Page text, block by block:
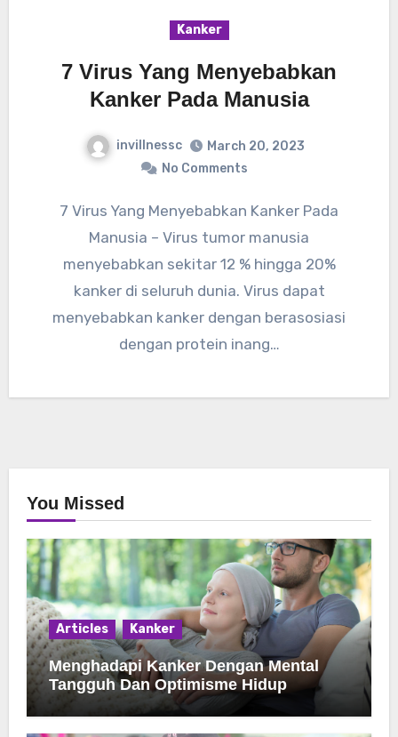
Kanker
7 Virus Yang Menyebabkan
Kanker Pada Manusia
invillnessc
March 20, 2023
No Comments
7 Virus Yang Menyebabkan Kanker Pada
Manusia – Virus tumor manusia
menyebabkan sekitar 12 % hingga 20%
kanker di seluruh dunia. Virus dapat
menyebabkan kanker dengan berasosiasi
dengan protein inang…
You Missed
Articles Kanker
Menghadapi Kanker Dengan Mental
Tangguh Dan Optimisme Hidup